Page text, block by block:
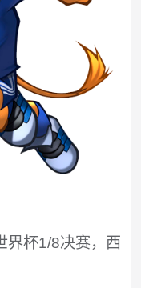
界杯1/8决赛，西